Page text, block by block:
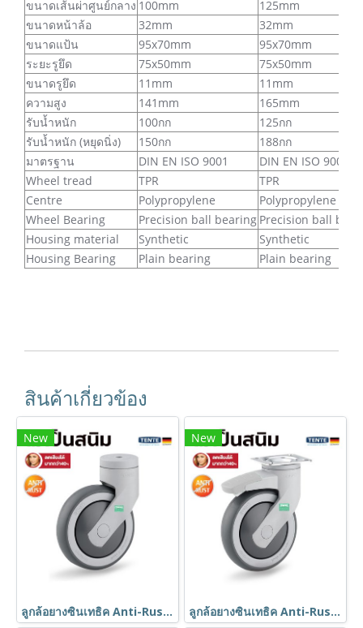
ขนาดเส้นผ่าศูนย์กลาง 100mm
125mm
ขนาดหน้าล้อ
32mm
32mm
ขนาดแป้น
95x70mm
95x70mm
ระยะรูยึด
75x50mm
75x50mm
ขนาดรูยึด
11mm
11mm
ความสูง
141mm
165mm
รับน้ำหนัก
100กก
125กก
รับน้ำหนัก (หยุดนิ่ง)
150กก
188กก
มาตรฐาน
DIN EN ISO 9001
DIN EN ISO 9001
Wheel tread
TPR
TPR
Centre
Polypropylene
Polypropylene
Wheel Bearing
Precision ball bearing Precision ball
Housing material
Synthetic
Synthetic
Housing Bearing
Plain bearing Plain bearing
สินค้าเกี่ยวข้อง
New
ลูกล้อยางซินเทธิค Anti-Rust ไม่เป็นสนิม น้ำหนักเบา เข็นเงียบ ลดเสียงกว่า40% รูหมุน TENTE
New
ลูกล้อยางซินเทธิค Anti-Rust ไม่เป็นสนิม น้ำหนักเบา เข็นเงียบ ลดเสียงกว่า40% แป้นเบรก TENTE